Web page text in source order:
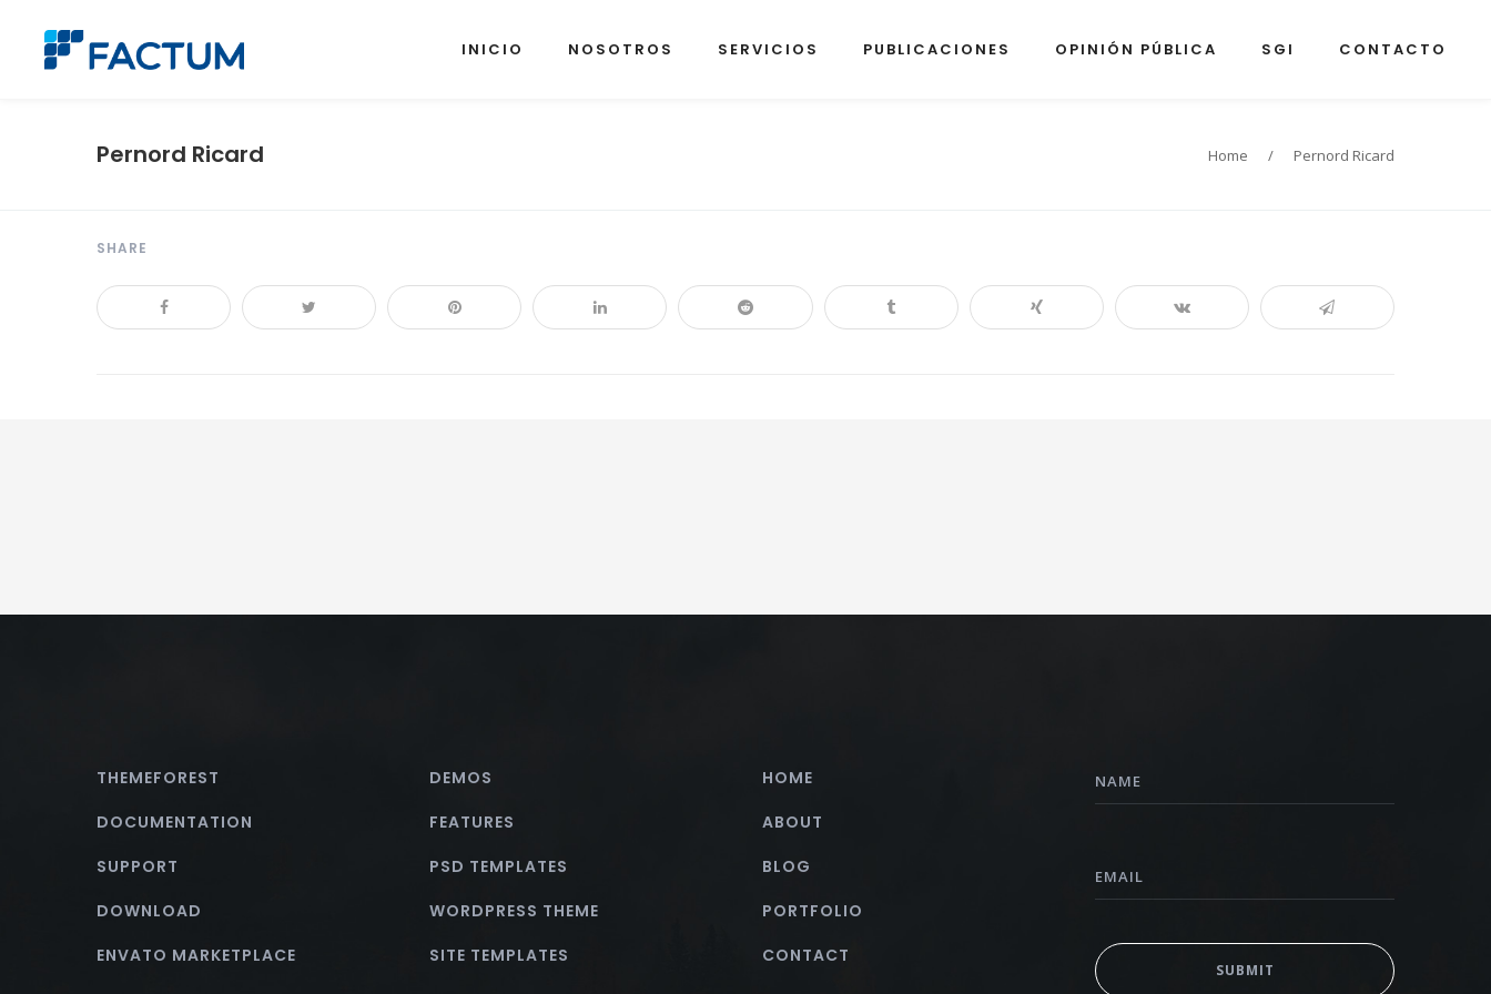
INICIO NOSOTROS SERVICIOS PUBLICACIONES OPINIÓN PÚBLICA SGI CONTACTO
Pernord Ricard Home / Pernord Ricard
SHARE
THEMEFOREST
DOCUMENTATION
SUPPORT
DOWNLOAD
ENVATO MARKETPLACE
DEMOS
FEATURES
PSD TEMPLATES
WORDPRESS THEME
SITE TEMPLATES
HOME
ABOUT
BLOG
PORTFOLIO
CONTACT